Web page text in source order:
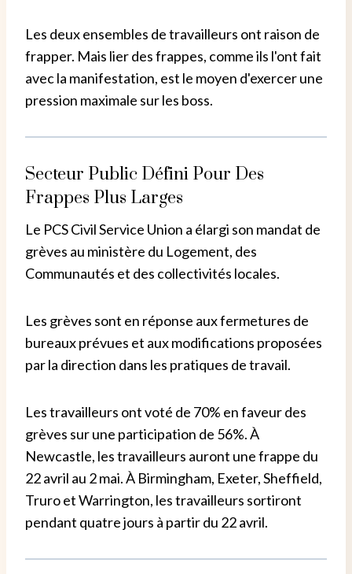
Les deux ensembles de travailleurs ont raison de
frapper. Mais lier des frappes, comme ils l'ont fait
avec la manifestation, est le moyen d'exercer une
pression maximale sur les boss.
Secteur Public Défini Pour Des
Frappes Plus Larges
Le PCS Civil Service Union a élargi son mandat de
grèves au ministère du Logement, des
Communautés et des collectivités locales.
Les grèves sont en réponse aux fermetures de
bureaux prévues et aux modifications proposées
par la direction dans les pratiques de travail.
Les travailleurs ont voté de 70% en faveur des
grèves sur une participation de 56%. À
Newcastle, les travailleurs auront une frappe du
22 avril au 2 mai. À Birmingham, Exeter, Sheffield,
Truro et Warrington, les travailleurs sortiront
pendant quatre jours à partir du 22 avril.